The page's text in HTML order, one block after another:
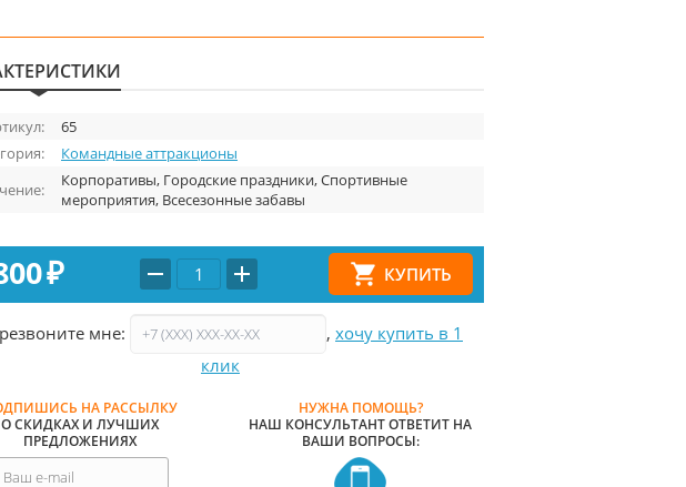
65
Командные аттракционы
Корпоративы, Городские праздники, Спортивные
мероприятия, Всесезонные забавы
₽
мне: , хочу купить в 1
клик
НА РАССЫЛКУ
О СКИДКАХ И ЛУЧШИХ
ПРЕДЛОЖЕНИЯХ
НУЖНА ПОМОЩЬ?
НАШ КОНСУЛЬТАНТ ОТВЕТИТ НА
ВАШИ ВОПРОСЫ: